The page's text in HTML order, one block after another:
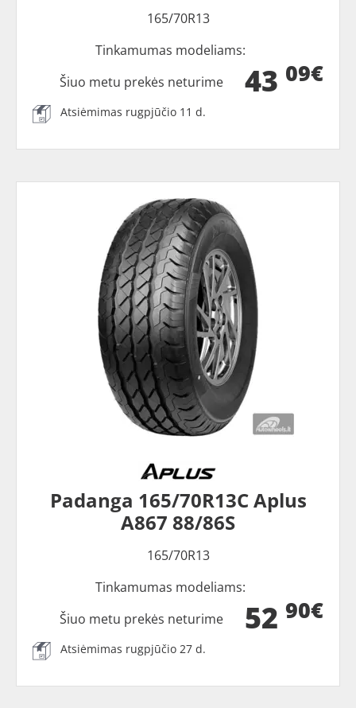
165/70R13
Tinkamumas modeliams:
43 09€
Šiuo metu prekės neturime
Atsiėmimas rugpjūčio 11 d.
Padanga 165/70R13C Aplus
A867 88/86S
165/70R13
Tinkamumas modeliams:
52 90€
Šiuo metu prekės neturime
Atsiėmimas rugpjūčio 27 d.